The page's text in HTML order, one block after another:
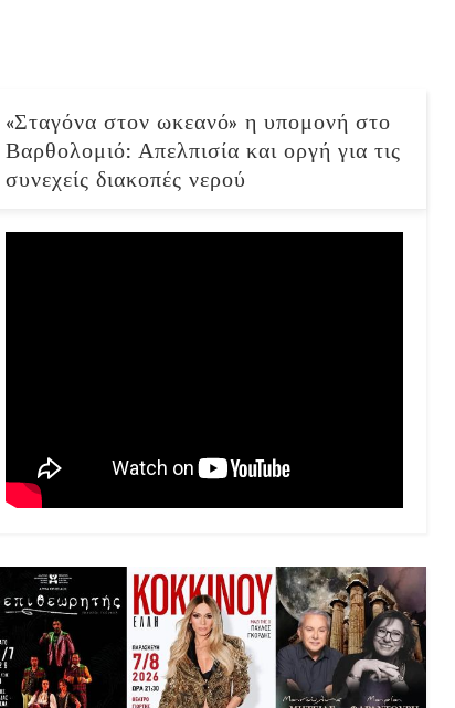
«Σταγόνα στον ωκεανό» η υπομονή στο
Βαρθολομιό: Απελπισία και οργή για τις
συνεχείς διακοπές νερού